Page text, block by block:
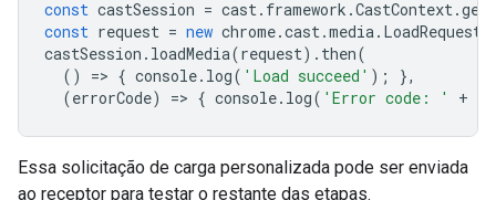
const castSession = cast. framework .CastContext.
const request = new chrome.cast.media. LoadRequest
castSession . loadMedia(request). then(
()
=> { console. log( 'Load succeed' );
},
(errorCode) => { console. log( 'Error code: ' +
Essa solicitação de carga personalizada pode ser enviada
ao receptor para testar o restante das etapas.